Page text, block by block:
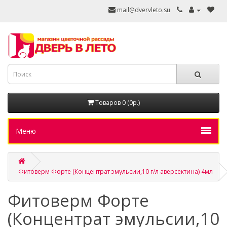
mail@dvervleto.su
Товаров 0 (0р.)
Меню
Фитоверм Форте (Концентрат эмульсии,10 г/л аверсектина) 4мл
Фитоверм Форте
(Концентрат эмульсии,10